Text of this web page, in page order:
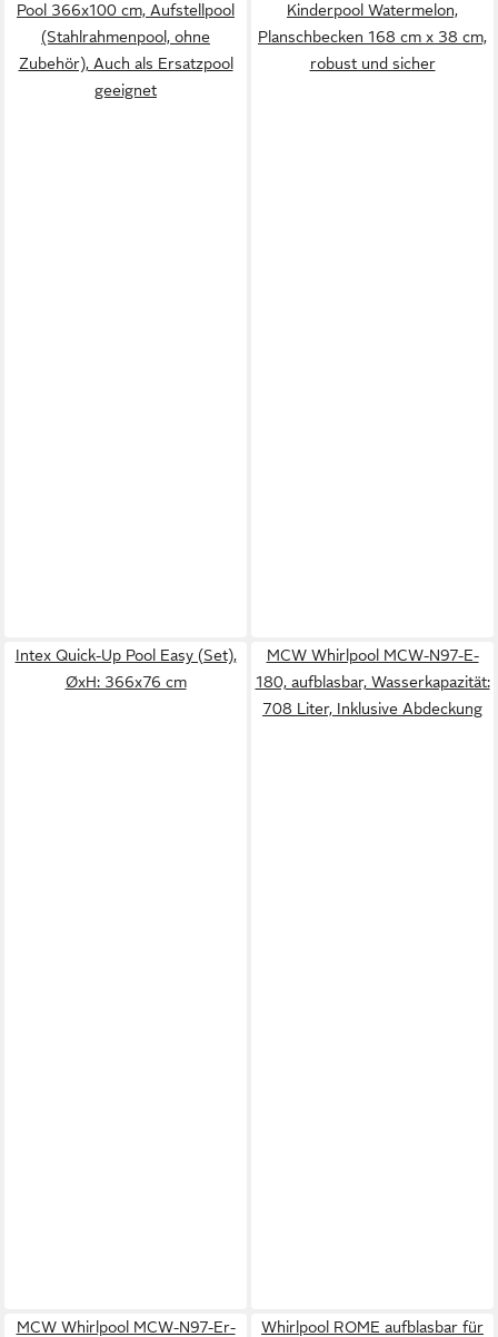
Pool 366x100 cm, Aufstellpool
(Stahlrahmenpool, ohne
Zubehör), Auch als Ersatzpool
geeignet
Kinderpool Watermelon,
Planschbecken 168 cm x 38 cm,
robust und sicher
Intex Quick-Up Pool Easy (Set),
ØxH: 366x76 cm
MCW Whirlpool MCW-N97-E-
180, aufblasbar, Wasserkapazität:
708 Liter, Inklusive Abdeckung
MCW Whirlpool MCW-N97-Er-
Whirlpool ROME aufblasbar für